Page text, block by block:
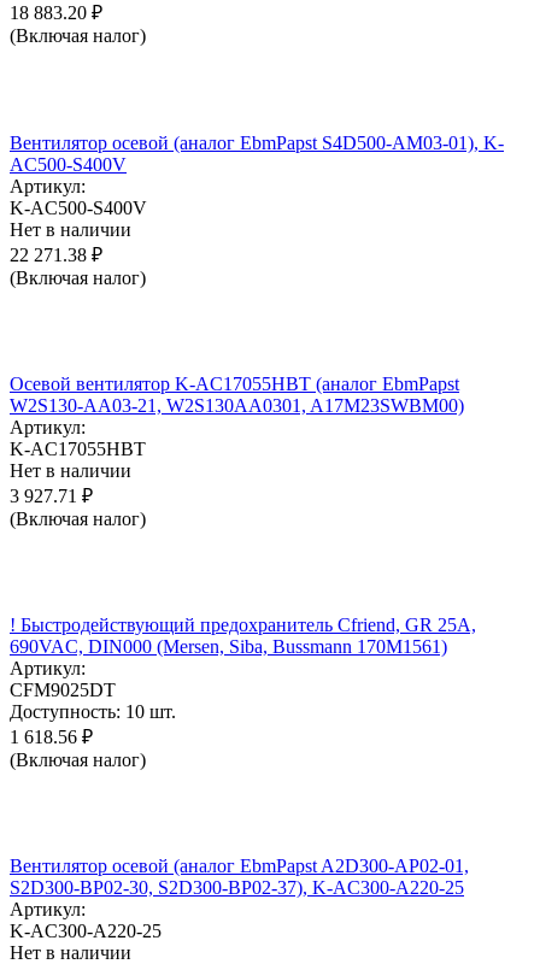
18 883.20 ₽
(Включая налог)
Вентилятор осевой (аналог EbmPapst S4D500-AM03-01), K-
AC500-S400V
Артикул:
K-AC500-S400V
Нет в наличии
22 271.38 ₽
(Включая налог)
Осевой вентилятор K-AC17055HBT (аналог EbmPapst
W2S130-AA03-21, W2S130AA0301, A17M23SWBM00)
Артикул:
K-AC17055HBT
Нет в наличии
3 927.71 ₽
(Включая налог)
! Быстродействующий предохранитель Cfriend, GR 25А,
690VAC, DIN000 (Mersen, Siba, Bussmann 170M1561)
Артикул:
CFM9025DT
Доступность: 10 шт.
1 618.56 ₽
(Включая налог)
Вентилятор осевой (аналог EbmPapst A2D300-AP02-01,
S2D300-BP02-30, S2D300-BP02-37), K-AC300-A220-25
Артикул:
K-AC300-A220-25
Нет в наличии